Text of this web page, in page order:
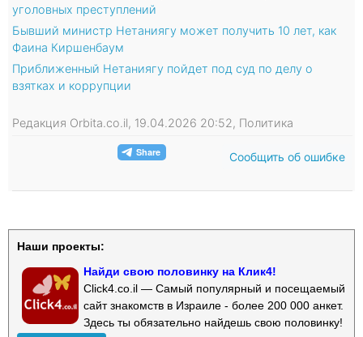
уголовных преступлений
Бывший министр Нетаниягу может получить 10 лет, как
Фаина Киршенбаум
Приближенный Нетаниягу пойдет под суд по делу о
взятках и коррупции
Редакция Orbita.co.il, 19.04.2026 20:52, Политика
Сообщить об ошибке
Наши проекты:
Найди свою половинку на Клик4!
Click4.co.il — Самый популярный и посещаемый
сайт знакомств в Израиле - более 200 000 анкет.
Здесь ты обязательно найдешь свою половинку!